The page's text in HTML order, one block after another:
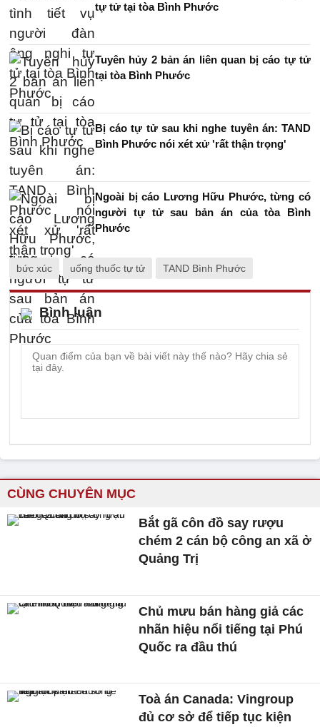
tự tử tại tòa Bình Phước
Tuyên hủy 2 bản án liên quan bị cáo tự tử
tại tòa Bình Phước
Bị cáo tự tử sau khi nghe tuyên án: TAND
Bình Phước nói xét xử 'rất thận trọng'
Ngoài bị cáo Lương Hữu Phước, từng có
người tự tử sau bản án của tòa Bình
Phước
bức xúc uống thuốc tự tử TAND Bình Phước
Bình luận
CÙNG CHUYÊN MỤC
Bắt gã côn đồ say rượu
chém 2 cán bộ công an xã ở
Quảng Trị
Chủ mưu bán hàng giả các
nhãn hiệu nổi tiếng tại Phú
Quốc ra đầu thú
Toà án Canada: Vingroup
đủ cơ sở để tiếp tục kiện